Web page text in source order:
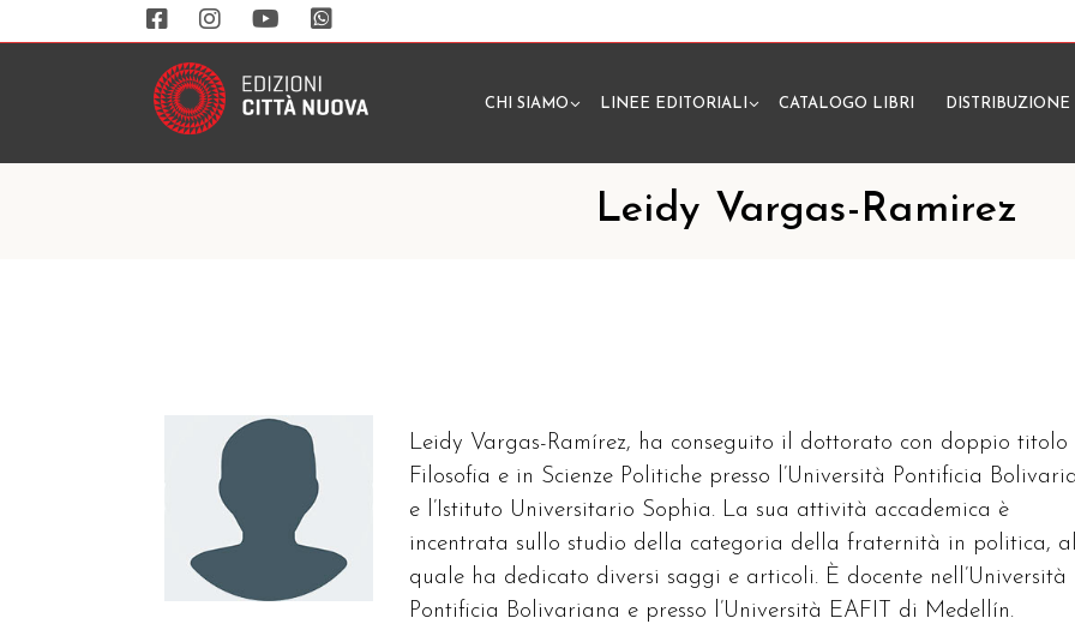
CHI SIAMO LINEE EDITORIALI CATALOGO LIBRI DISTRIBUZIONE
Leidy Vargas-Ramirez
Leidy Vargas-Ramírez, ha conseguito il dottorato con doppio titolo
Filosofia e in Scienze Politiche presso l’Università Pontificia
e l’Istituto Universitario Sophia. La sua attività accademica è
incentrata sullo studio della categoria della fraternità in politica,
quale ha dedicato diversi saggi e articoli. È docente nell’Università
Pontificia Bolivariana e presso l’Università EAFIT di Medellín.